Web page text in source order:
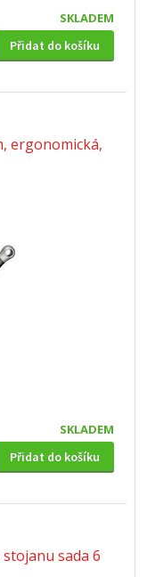
SKLADEM
Přidat do košíku
ergonomická,
SKLADEM
Přidat do košíku
stojanu sada 6